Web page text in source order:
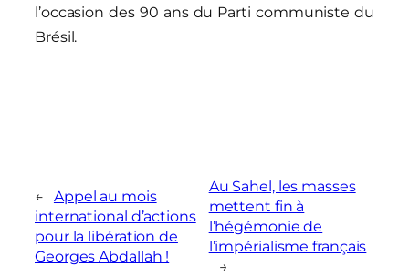
l’occasion des 90 ans du Parti communiste du
Brésil.
←
Appel au mois
international d’actions
pour la libération de
Georges Abdallah !
Au Sahel, les masses
mettent fin à
l’hégémonie de
l’impérialisme français
→